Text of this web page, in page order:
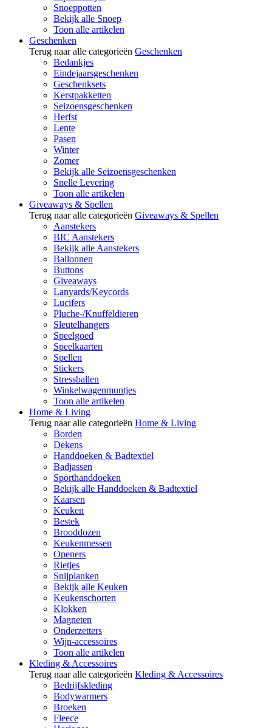
Snoeppotten
Bekijk alle Snoep
Toon alle artikelen
Geschenken
Terug naar alle categorieën Geschenken
Bedankjes
Eindejaarsgeschenken
Geschenksets
Kerstpakketten
Seizoensgeschenken
Herfst
Lente
Pasen
Winter
Zomer
Bekijk alle Seizoensgeschenken
Snelle Levering
Toon alle artikelen
Giveaways & Spellen
Terug naar alle categorieën Giveaways & Spellen
Aanstekers
BIC Aanstekers
Bekijk alle Aanstekers
Ballonnen
Buttons
Giveaways
Lanyards/Keycords
Lucifers
Pluche-/Knuffeldieren
Sleutelhangers
Speelgoed
Speelkaarten
Spellen
Stickers
Stressballen
Winkelwagenmuntjes
Toon alle artikelen
Home & Living
Terug naar alle categorieën Home & Living
Borden
Dekens
Handdoeken & Badtextiel
Badjassen
Sporthanddoeken
Bekijk alle Handdoeken & Badtextiel
Kaarsen
Keuken
Bestek
Brooddozen
Keukenmessen
Openers
Rietjes
Snijplanken
Bekijk alle Keuken
Keukenschorten
Klokken
Magneten
Onderzetters
Wijn-accessoires
Toon alle artikelen
Kleding & Accessoires
Terug naar alle categorieën Kleding & Accessoires
Bedrijfskleding
Bodywarmers
Broeken
Fleece